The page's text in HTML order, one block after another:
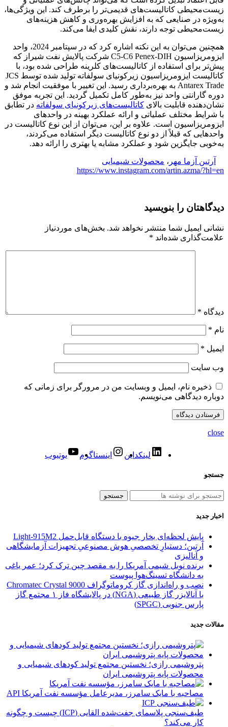
زیست‌محیطی کاتالیست‌های قدیمی‌تر را برطرف کند. این ویژگی‌ها،
به‌ویژه در صنایعی که به افزایش بهره‌وری و کاهش هزینه‌های
زیست‌محیطی توجه دارند، نقش کلیدی ایفا می‌کند.
همچنین می‌توان به این نکته اشاره کرد که در سپتامبر 2024، واحد
ایزومریزاسیون C5-C6 Penex-DIH شرکت پالایش نفت شیراز که
پیش‌تر برای استفاده از کاتالیست‌های کلرینه طراحی شده بود، با
کاتالیست ایزومریزاسیون زیرکونیای سولفاته تولید شده توسط JCS
Antarex Trade به بهره‌برداری رسید. این تغییر با موفقیت انجام شد و
دوره گارانتی واحد نیز به‌طور کامل تکمیل گردید. این تجربه موفق
نشان‌دهنده قابلیت بالای کاتالیست‌های زیرکونیای سولفاته در تطابق
با شرایط مختلف عملیاتی و ارائه عملکرد بهینه در واحدهای
ایزومریزاسیون است. علاوه بر این، می‌توان از این نوع کاتالیست در
واحدهایی که قبلاً از دو نوع کاتالیست دیگر استفاده می‌کردند،
به‌خوبی جایگزین شود و عملکرد مشابه یا بهتری را ارائه دهد.
آرتین آزما مهر ، محصولات شیمیایی
https://www.instagram.com/artin.azma/?hl=en
دیدگاهتان را بنویسید
نشانی ایمیل شما منتشر نخواهد شد. بخش‌های موردنیاز
علامت‌گذاری شده‌اند *
دیدگاه *
نام *
ایمیل *
وب‌ سایت
ذخیره نام، ایمیل و وبسایت من در مرورگر برای زمانی که
دوباره دیدگاهی می‌نویسم.
close
لینکداین اینستاگرم یوتیوب
جستجو
جستجو
اخبار جدید
پایش لحظه‌ای بخار جیوه با دستگاه قابل‌حمل Light‑915M2
آرتین؛ دستیارِ تخصصیِ هوش مصنوعیِ تجهیزات آزمایشگاهی
و آنالیزی
برنده نوبل شیمی آمریکا را به مقصد چین ترک کرد؛ عمر یاغی
به دانشگاه تسینگ‌هوا پیوست
نصب و راه‌اندازی گاز کروماتوگراف Chromatec Crystal 9000
با آنالایزر گاز طبیعی (NGA) در پالایشگاه فاز ۱ مجتمع گاز
پارس جنوبی (SPGC)
مقالات جدید
پتروشیمی رازی؛ نخستین مجتمع تولید کودهای شیمیایی و
محصولات پایه پتروشیمی ایران
مصاحبه با مایک سامرز، مدیرعامل مؤسسه نفت آمریکا API
طیف‌سنجی پلاسمای جفت‌شده القایی (ICP) چیست و چگونه
کار می‌کند؟